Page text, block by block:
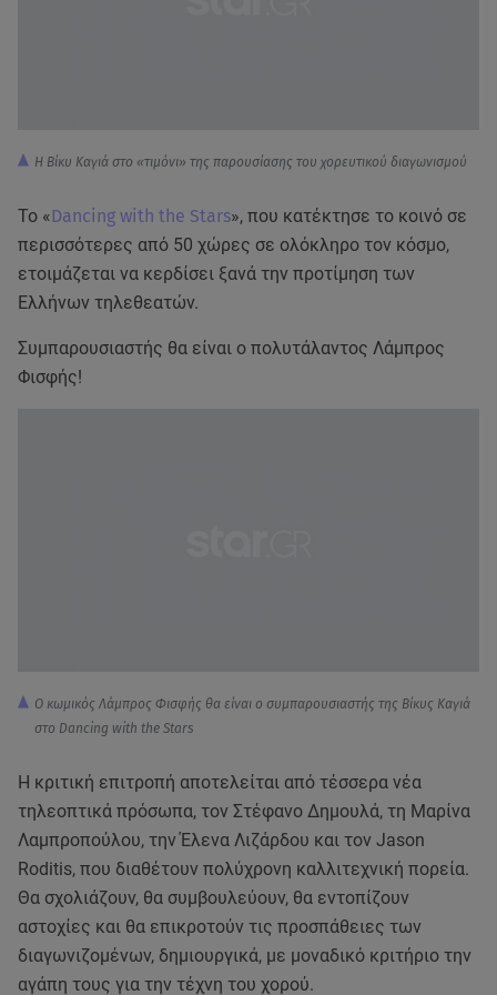
Η Βίκυ Καγιά στο «τιμόνι» της παρουσίασης του χορευτικού διαγωνισμού
Το «Dancing with the Stars», που κατέκτησε το κοινό σε
περισσότερες από 50 χώρες σε ολόκληρο τον κόσμο,
ετοιμάζεται να κερδίσει ξανά την προτίμηση των
Ελλήνων τηλεθεατών.
Συμπαρουσιαστής θα είναι ο πολυτάλαντος Λάμπρος
Φισφής!
Ο κωμικός Λάμπρος Φισφής θα είναι ο συμπαρουσιαστής της Βίκυς Καγιά
στο Dancing with the Stars
Η κριτική επιτροπή αποτελείται από τέσσερα νέα
τηλεοπτικά πρόσωπα, τον Στέφανο Δημουλά, τη Μαρίνα
Λαμπροπούλου, την Έλενα Λιζάρδου και τον Jason
Roditis, που διαθέτουν πολύχρονη καλλιτεχνική πορεία.
Θα σχολιάζουν, θα συμβουλεύουν, θα εντοπίζουν
αστοχίες και θα επικροτούν τις προσπάθειες των
διαγωνιζομένων, δημιουργικά, με μοναδικό κριτήριο την
αγάπη τους για την τέχνη του χορού.